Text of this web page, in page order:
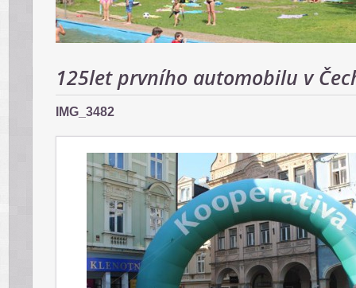
125let prvního automobilu v
IMG_3482